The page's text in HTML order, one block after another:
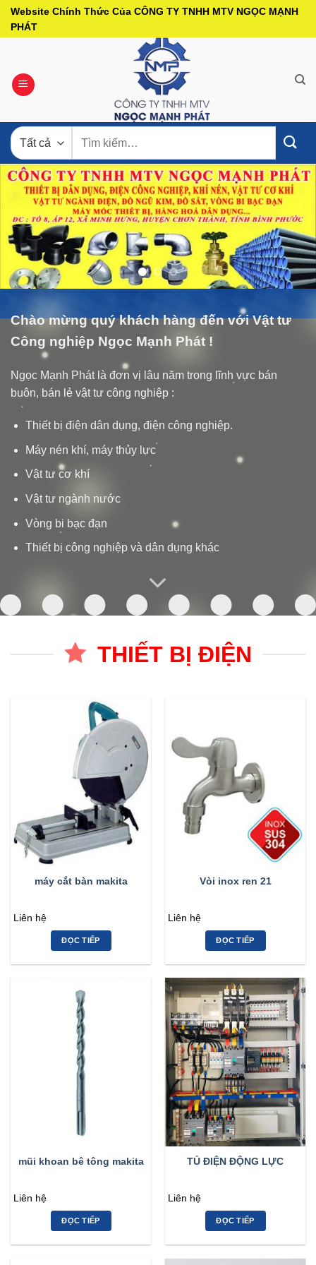
Bỏ
qua
Website Chính Thức Của CÔNG TY TNHH MTV NGỌC MẠNH
PHÁT
kiếm:
Chào mừng quý khách hàng đến với Vật tư
Công nghiệp Ngọc Mạnh Phát !
Ngọc Mạnh Phát là đơn vị lâu năm trong lĩnh vực bán
buôn, bán lẻ vật tư công nghiệp :
Thiết bị điện dân dụng, điện công nghiệp.
Máy nén khí, máy thủy lực
Vật tư cơ khí
Vật tư ngành nước
Vòng bi bạc đạn
Thiết bị công nghiệp và dân dụng khác
THIẾT BỊ ĐIỆN
máy cắt bàn makita
Liên hệ
ĐỌC TIẾP
Vòi inox ren 21
Liên hệ
ĐỌC TIẾP
mũi khoan bê tông makita
Liên hệ
ĐỌC TIẾP
TỦ ĐIỆN ĐỘNG LỰC
Liên hệ
ĐỌC TIẾP